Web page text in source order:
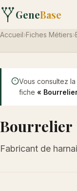
GeneBase
Accueil›Fiches Métiers›
Vous consultez
fiche «
Bourrelier
Fabricant de